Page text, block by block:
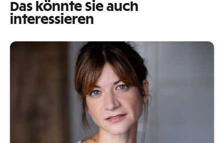
Das könnte Sie auch
interessieren